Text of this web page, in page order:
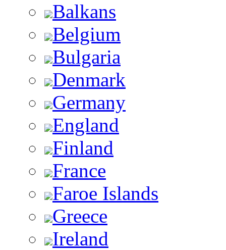
Balkans
Belgium
Bulgaria
Denmark
Germany
England
Finland
France
Faroe Islands
Greece
Ireland